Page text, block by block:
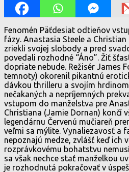
Fenomén Päťdesiat odtieňov
fázy. Anastasia Steele a
zriekli svojej slobody a pred
povedali rozhodné “Áno”. Žiť
dopriate nebude. Režisér James
temnoty) okorenil pikantnú
dávkou thrilleru a svojím
nečakaných a nepríjemných
vstupom do manželstva pre
Christiana (Jamie Dornan) končí
legendárnu Červenú mučiareň
veľmi sa mýlite. Vynaliezavosť a
nepoznajú medze, zvlášť keď ich
rozprávkovému bohatstvu
sa však nechce stať manželkou
je rozhodnutá pokračovať v